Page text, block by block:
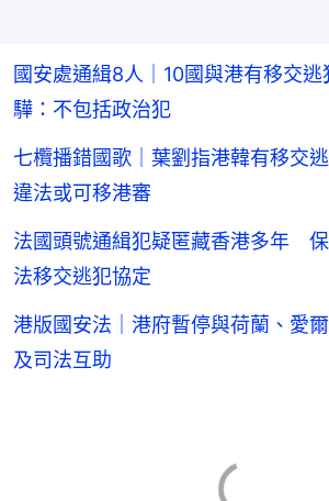
國安處通緝8人｜10國與港有移交
驊：不包括政治犯
七欖播錯國歌｜葉劉指港韓有移交
違法或可移港審
法國頭號通緝犯疑匿藏香港多年
法移交逃犯協定
港版國安法｜港府暫停與荷蘭、愛
及司法互助